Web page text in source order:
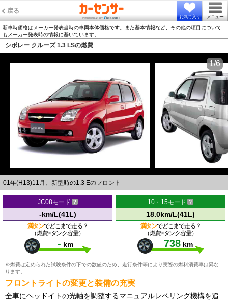
戻る
お気に入り メニュー
新車時価格はメーカー発表当時の車両本体価格です。また基本情報など、その他の項目について
もメーカー発表時の情報に基いています。
シボレー クルーズ 1.3 LSの燃費
01年(H13)11月、新型時の1.3 Eのフロント
1/6
JC08モード
-km/L(41L)
満タンでどこまで走る？
（燃費×タンク容量）
- km
10・15モード
18.0km/L(41L)
満タンでどこまで走る？
（燃費×タンク容量）
738 km
※燃費は定められた試験条件の下での数値のため、走行条件等により実際の燃料消費率は異な
ります。
フロントライトの変更と装備の充実
全車にヘッドイトの光軸を調整するマニュアルレベリング機構を追